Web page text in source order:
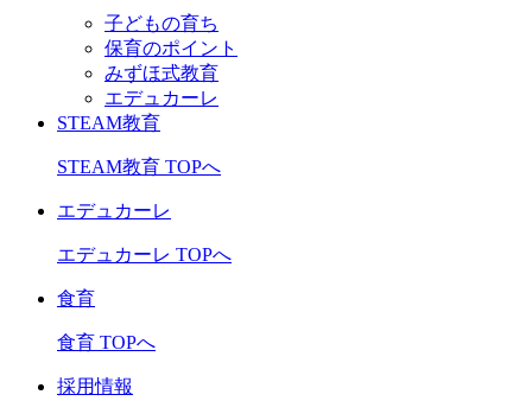
子どもの育ち
保育のポイント
みずほ式教育
エデュカーレ
STEAM教育
STEAM教育 TOPへ
エデュカーレ
エデュカーレ TOPへ
食育
食育 TOPへ
採用情報